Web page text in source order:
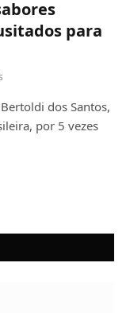
para
dos Santos,
por 5 vezes